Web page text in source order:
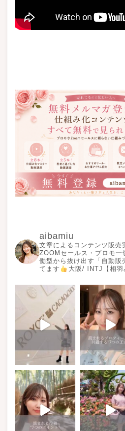
aibamiu
文章によるコンテンツ販売
ZOOMセールス・プロモ
働型から抜け出す「自動販
てます
大阪/ INTJ【相羽